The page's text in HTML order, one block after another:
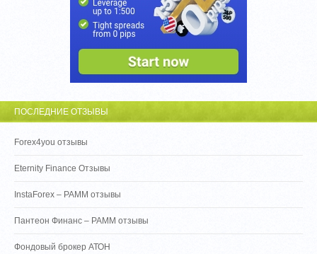
ПОСЛЕДНИЕ ОТЗЫВЫ
Forex4you отзывы
Eternity Finance Отзывы
InstaForex – PAMM отзывы
Пантеон Финанс – PAMM отзывы
Фондовый брокер АТОН